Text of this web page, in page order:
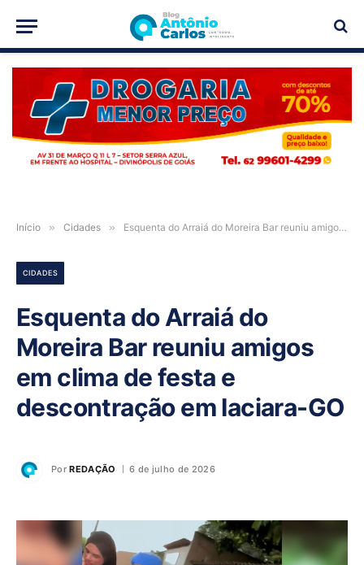
PUBLICIDADE
Início » Cidades » Esquenta do Arraiá do Moreira Bar reuniu amigos em clima de festa e descontração em Iaciara-GO
CIDADES
Esquenta do Arraiá do
Moreira Bar reuniu amigos
em clima de festa e
descontração em Iaciara-GO
Por REDAÇÃO 6 de julho de 2026